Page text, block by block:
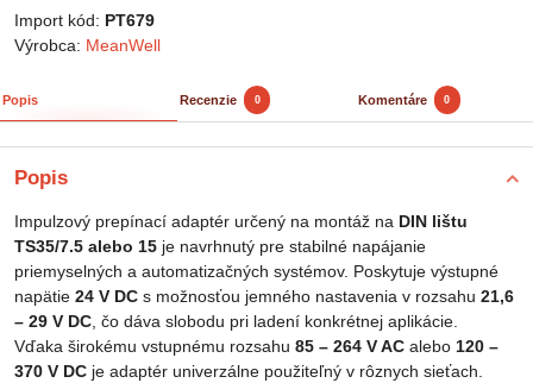
Import kód: PT679
Výrobca: MeanWell
Popis Recenzie 0 Komentáre 0
Popis
Impulzový prepínací adaptér určený na montáž na DIN lištu
TS35/7.5 alebo 15 je navrhnutý pre stabilné napájanie
priemyselných a automatizačných systémov. Poskytuje výstupné
napätie 24 V DC s možnosťou jemného nastavenia v rozsahu 21,6
– 29 V DC, čo dáva slobodu pri ladení konkrétnej aplikácie.
Vďaka širokému vstupnému rozsahu 85 – 264 V AC alebo 120 –
370 V DC je adaptér univerzálne použiteľný v rôznych sieťach.